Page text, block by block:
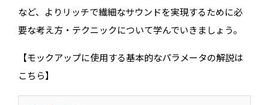
など、よりリッチで繊細なサウンドを実現するために必
要な考え方・テクニックについて学んでいきましょう。
【モックアップに使用する基本的なパラメータの解説は
こちら】